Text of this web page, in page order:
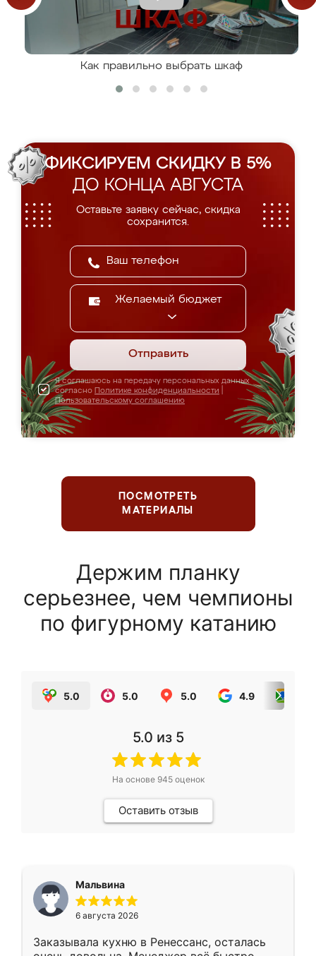
Как правильно выбрать шкаф
ФИКСИРУЕМ СКИДКУ В 5%
ДО КОНЦА АВГУСТА
Оставьте заявку сейчас, скидка
сохранится.
Желаемый бюджет
Отправить
Я соглашаюсь на передачу персональных данных
согласно Политике конфиденциальности
Пользовательскому соглашению
ПОСМОТРЕТЬ
МАТЕРИАЛЫ
Держим планку
серьезнее, чем чемпионы
по фигурному катанию
5.0 5.0 5.0 4.9
5.0 из 5
На основе 945оценок
Оставить отзыв
Мальвина
6 августа 2026
Заказывала кухню в Ренессанс, осталась